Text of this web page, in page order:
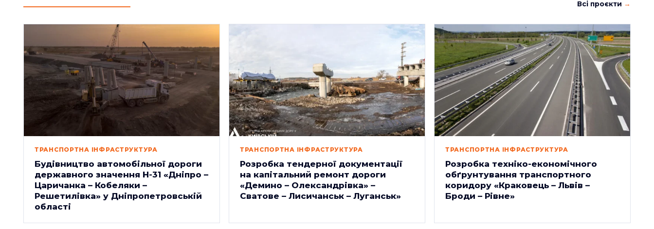
Всі проєкти
ТРАНСПОРТНА ІНФРАСТРУКТУРА
Будівництво автомобільної дороги
державного значення Н-31 «Дніпро –
Царичанка – Кобеляки –
Решетилівка» у Дніпропетровській
області
ТРАНСПОРТНА ІНФРАСТРУКТУРА
Розробка тендерної документації
на капітальний ремонт дороги
«Демино – Олександрівка» –
Сватове – Лисичанськ – Луганськ»
ТРАНСПОРТНА ІНФРАСТРУКТУРА
Розробка техніко-економічного
обґрунтування транспортного
коридору «Краковець – Львів –
Броди – Рівне»